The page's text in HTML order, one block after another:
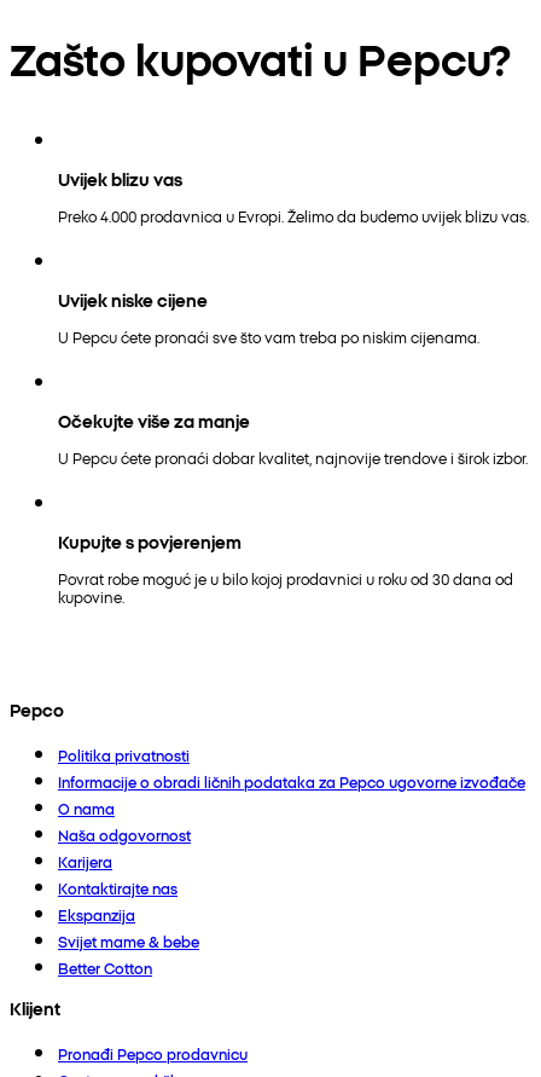
Zašto kupovati u Pepcu?
Uvijek blizu vas
Preko 4.000 prodavnica u Evropi. Želimo da budemo uvijek blizu vas.
Uvijek niske cijene
U Pepcu ćete pronaći sve što vam treba po niskim cijenama.
Očekujte više za manje
U Pepcu ćete pronaći dobar kvalitet, najnovije trendove i širok izbor.
Kupujte s povjerenjem
Povrat robe moguć je u bilo kojoj prodavnici u roku od 30 dana od
kupovine.
Pepco
Politika privatnosti
Informacije o obradi ličnih podataka za Pepco ugovorne izvođače
O nama
Naša odgovornost
Karijera
Kontaktirajte nas
Ekspanzija
Svijet mame & bebe
Better Cotton
Klijent
Pronađi Pepco prodavnicu